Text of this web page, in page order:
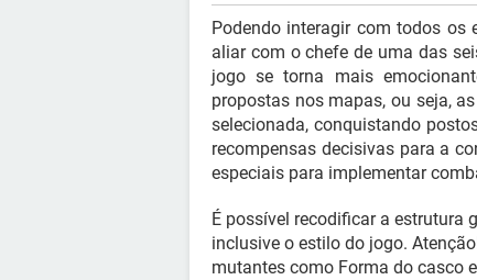
Podendo interagir com todos os
aliar com o chefe de uma das
jogo se torna mais
propostas nos mapas, ou seja,
selecionada, conquistando
recompensas decisivas para a
especiais para implementar
É possível recodificar a estrutura
inclusive o estilo do jogo.
mutantes como Forma do casco